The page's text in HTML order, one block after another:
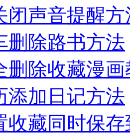
闭声音提醒方
删除路书方法
删除收藏漫画
添加日记方法
收藏同时保